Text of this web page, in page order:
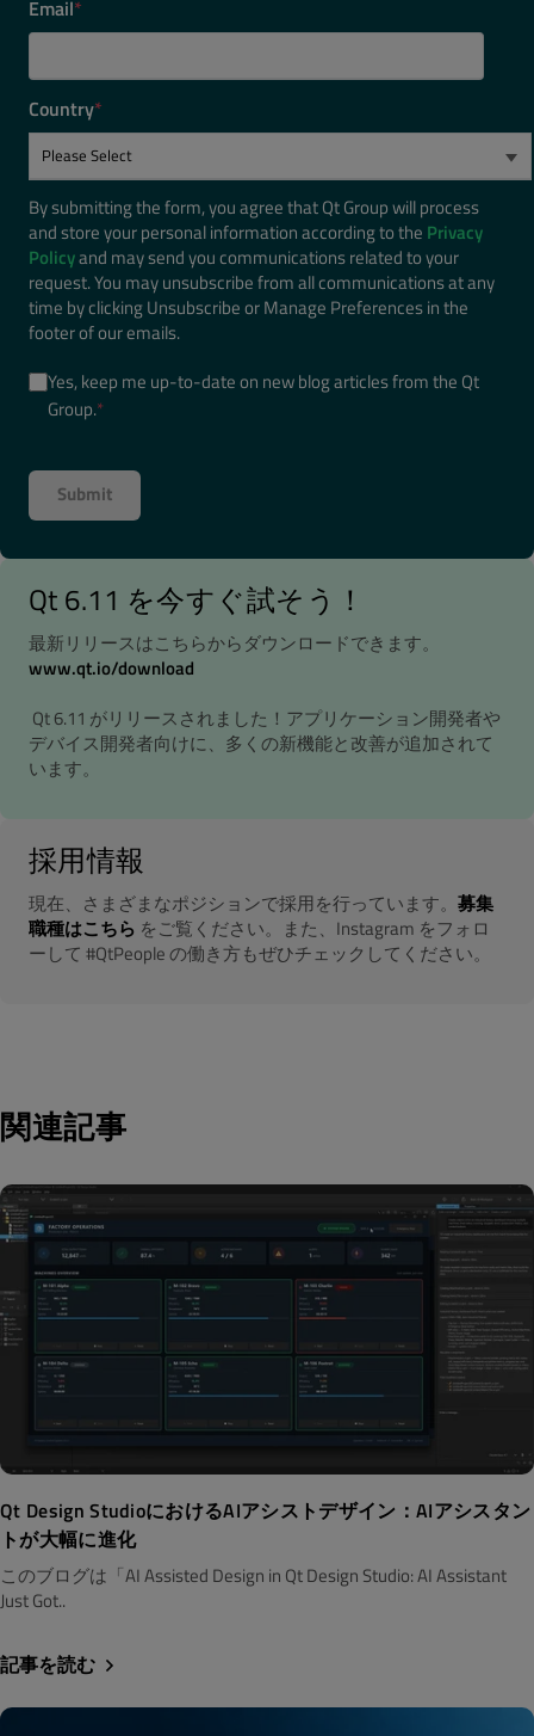
Email*
Country*
By submitting the form, you agree that Qt Group will process
and store your personal information according to the Privacy
Policyand may send you communications related to your
request. You may unsubscribe from all communications at any
time by clicking Unsubscribe or Manage Preferences in the
footer of our emails.
Yes, keep me up-to-date on new blog articles from the Qt
Group.*
Qt 6.11 を今すぐ試そう！
最新リリースはこちらからダウンロードできます。
www.qt.io/download
Qt 6.11 がリリースされました！アプリケーション開発者や
デバイス開発者向けに、多くの新機能と改善が追加されて
います。
採用情報
現在、さまざまなポジションで採用を行っています。 募集
職種はこちら をご覧ください。また、Instagram をフォロ
ーして #QtPeople の働き方もぜひチェックしてください。
関連記事
Qt Design StudioにおけるAIアシストデザイン：AIアシスタン
トが大幅に進化
このブログは「AI Assisted Design in Qt Design Studio: AI Assistant
Just Got..
記事を読む